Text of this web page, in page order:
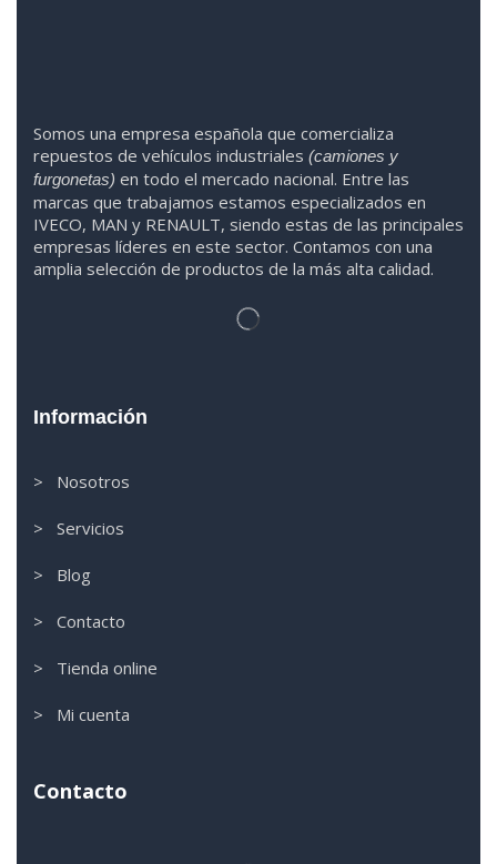
Somos una empresa española que comercializa
repuestos de vehículos industriales (camiones y
furgonetas) en todo el mercado nacional. Entre las
marcas que trabajamos estamos especializados en
IVECO, MAN y RENAULT, siendo estas de las principales
empresas líderes en este sector. Contamos con una
amplia selección de productos de la más alta calidad.
Información
> Nosotros
> Servicios
> Blog
> Contacto
> Tienda online
> Mi cuenta
Contacto